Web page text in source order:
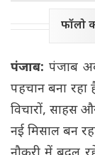
फॉलो
पंजाब: पंजाब
पहचान बना रहा
विचारों, साहस
नई मिसाल बन